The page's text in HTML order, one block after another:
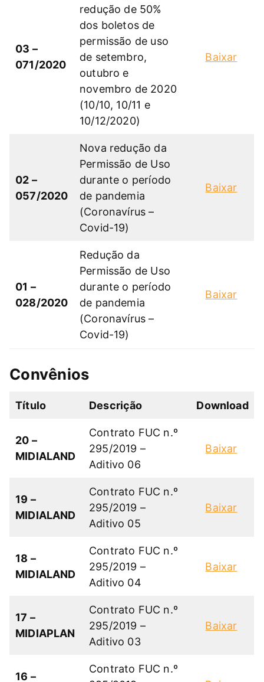
03 –
071/2020
redução de 50%
dos boletos de
permissão de uso
de setembro,
outubro e
novembro de 2020
(10/10, 10/11 e
10/12/2020)
Baixar
02 –
057/2020
Nova redução da
Permissão de Uso
durante o período
de pandemia
(Coronavírus –
Covid-19)
Baixar
01 –
028/2020
Redução da
Permissão de Uso
durante o período
de pandemia
(Coronavírus –
Covid-19)
Baixar
Convênios
Título Descrição Download
20 –
MIDIALAND
Contrato FUC n.º
295/2019 –
Aditivo 06
Baixar
19 –
MIDIALAND
Contrato FUC n.º
295/2019 –
Aditivo 05
Baixar
18 –
MIDIALAND
Contrato FUC n.º
295/2019 –
Aditivo 04
Baixar
17 –
MIDIAPLAN
Contrato FUC n.º
295/2019 –
Aditivo 03
Baixar
16 –
Contrato FUC n.º